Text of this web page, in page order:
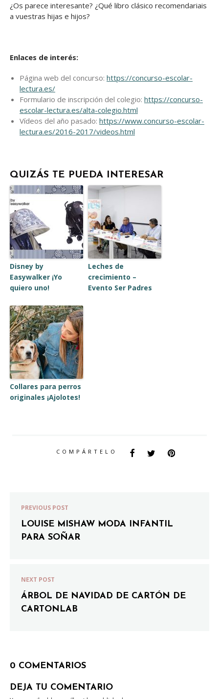
¿Os parece interesante? ¿Qué libro clásico recomendariais
a vuestras hijas e hijos?
Enlaces de interés:
Página web del concurso: https://concurso-escolar-
lectura.es/
Formulario de inscripción del colegio: https://concurso-
escolar-lectura.es/alta-colegio.html
Vídeos del año pasado: https://www.concurso-escolar-
lectura.es/2016-2017/videos.html
QUIZÁS TE PUEDA INTERESAR
Disney by
Easywalker ¡Yo
quiero uno!
Leches de
crecimiento –
Evento Ser Padres
Collares para perros
originales ¡Ajolotes!
COMPÁRTELO
PREVIOUS POST
LOUISE MISHAW MODA INFANTIL
PARA SOÑAR
NEXT POST
ÁRBOL DE NAVIDAD DE CARTÓN DE
CARTONLAB
0 COMENTARIOS
DEJA TU COMENTARIO